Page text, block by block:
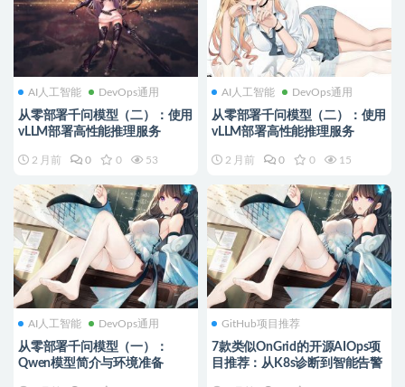
AI人工智能 DevOps通用
从零部署千问模型（二）：使用
vLLM部署高性能推理服务
2 月前 0 0 53
AI人工智能 DevOps通用
从零部署千问模型（二）：使用
vLLM部署高性能推理服务
2 月前 0 0 15
AI人工智能 DevOps通用
从零部署千问模型（一）：
Qwen模型简介与环境准备
GitHub项目推荐
7款类似OnGrid的开源AIOps项
目推荐：从K8s诊断到智能告警